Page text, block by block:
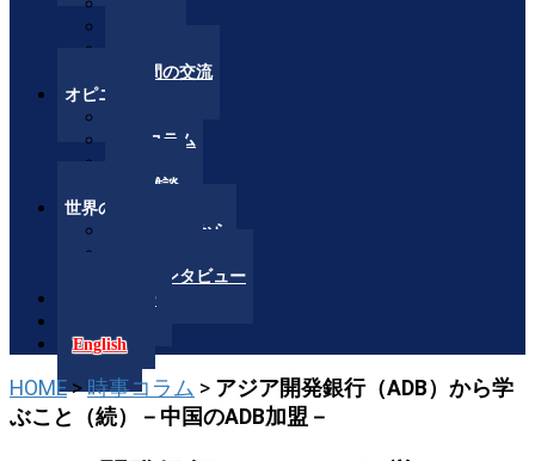
会員間の交流
オピニオン
時事コラム
余談雑談
世界の国々
大使館の窓から
大使インタビュー
ギャラリー
English
HOME>時事コラム > アジア開発銀行（ADB）から学
ぶこと（続）－中国のADB加盟－